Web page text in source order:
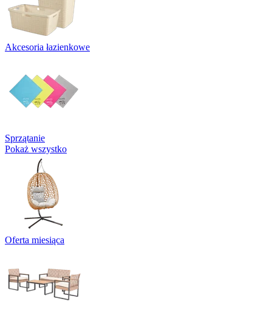
Akcesoria łazienkowe
Sprzątanie
Pokaż wszystko
Oferta miesiąca